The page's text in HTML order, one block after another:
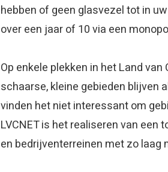
hebben of geen glasvezel tot in
over een jaar of 10 via een
Op enkele plekken in het Land
schaarse, kleine gebieden blijven
vinden het niet interessant om
LVCNET is het realiseren van
en bedrijventerreinen met zo laag